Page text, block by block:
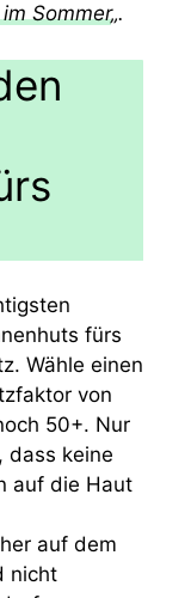
Sommer„.
fürs
Wähle einen
von
50+. Nur
dass keine
auf die Haut
auf dem
nicht